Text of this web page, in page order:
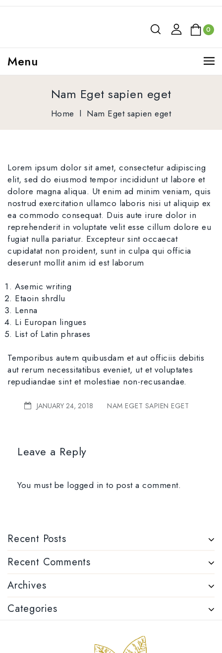
0
Menu
Nam Eget sapien eget
Home l Nam Eget sapien eget
Lorem ipsum dolor sit amet, consectetur adipiscing
elit, sed do eiusmod tempor incididunt ut labore et
dolore magna aliqua. Ut enim ad minim veniam, quis
nostrud exercitation ullamco laboris nisi ut aliquip ex
ea commodo consequat. Duis aute irure dolor in
reprehenderit in voluptate velit esse cillum dolore eu
fugiat nulla pariatur. Excepteur sint occaecat
cupidatat non proident, sunt in culpa qui officia
deserunt mollit anim id est laborum
Asemic writing
Etaoin shrdlu
Lenna
Li Europan lingues
List of Latin phrases
Temporibus autem quibusdam et aut officiis debitis
aut rerum necessitatibus eveniet, ut et voluptates
repudiandae sint et molestiae non-recusandae.
JANUARY 24, 2018 NAM EGET SAPIEN EGET
Leave a Reply
You must be logged in to post a comment.
Recent Posts
Recent Comments
Archives
Categories